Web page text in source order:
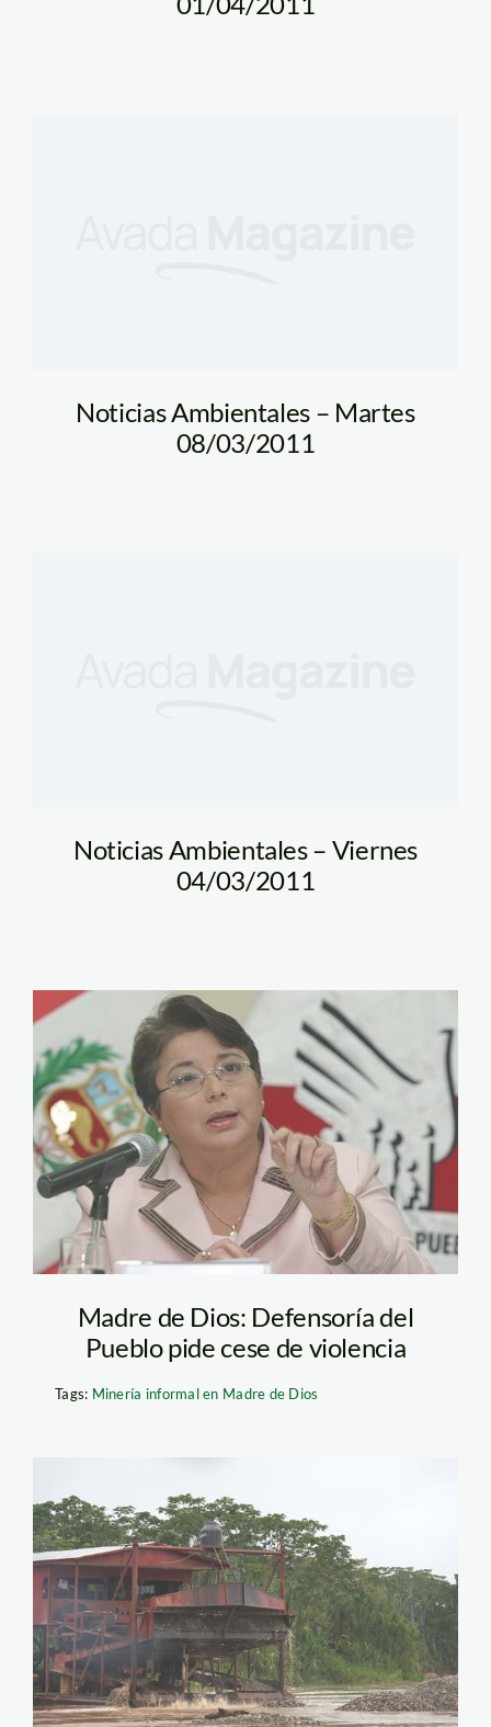
Noticias Ambientales – Martes
08/03/2011
Noticias Ambientales – Viernes
04/03/2011
merino_beatriz
Madre de Dios: Defensoría del
Pueblo pide cese de violencia
Tags: Minería informal en Madre de Dios